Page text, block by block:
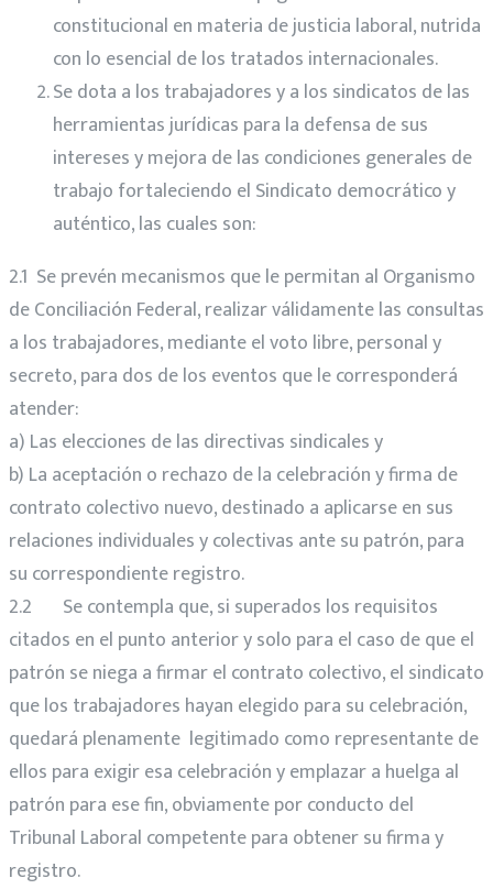
constitucional en materia de justicia laboral, nutrida
con lo esencial de los tratados internacionales.
Se dota a los trabajadores y a los sindicatos de las
herramientas jurídicas para la defensa de sus
intereses y mejora de las condiciones generales de
trabajo fortaleciendo el Sindicato democrático y
auténtico, las cuales son:
2.1 Se prevén mecanismos que le permitan al Organismo
de Conciliación Federal, realizar válidamente las consultas
a los trabajadores, mediante el voto libre, personal y
secreto, para dos de los eventos que le corresponderá
atender:
a) Las elecciones de las directivas sindicales y
b) La aceptación o rechazo de la celebración y firma de
contrato colectivo nuevo, destinado a aplicarse en sus
relaciones individuales y colectivas ante su patrón, para
su correspondiente registro.
2.2 Se contempla que, si superados los requisitos
citados en el punto anterior y solo para el caso de que el
patrón se niega a firmar el contrato colectivo, el sindicato
que los trabajadores hayan elegido para su celebración,
quedará plenamente legitimado como representante de
ellos para exigir esa celebración y emplazar a huelga al
patrón para ese fin, obviamente por conducto del
Tribunal Laboral competente para obtener su firma y
registro.